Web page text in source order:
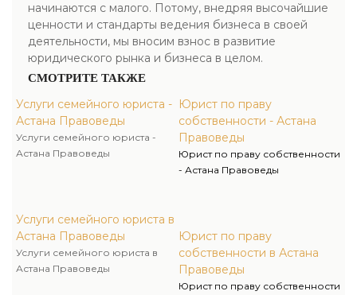
начинаются с малого. Потому, внедряя высочайшие
ценности и стандарты ведения бизнеса в своей
деятельности, мы вносим взнос в развитие
юридического рынка и бизнеса в целом.
СМОТРИТЕ ТАКЖЕ
Услуги семейного юриста -
Астана Правоведы
Услуги семейного юриста -
Астана Правоведы
Услуги семейного юриста в
Астана Правоведы
Услуги семейного юриста в
Астана Правоведы
Юрист по праву
собственности - Астана
Правоведы
Юрист по праву собственности
- Астана Правоведы
Юрист по праву
собственности в Астана
Правоведы
Юрист по праву собственности